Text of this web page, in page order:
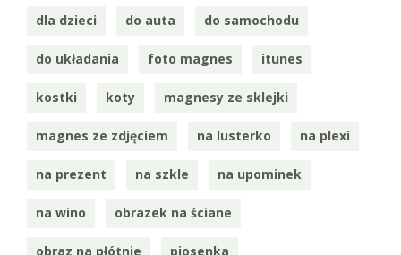
dla dzieci do auta do samochodu
do układania foto magnes itunes
kostki koty magnesy ze sklejki
magnes ze zdjęciem na lusterko na plexi
na prezent na szkle na upominek
na wino obrazek na ściane
obraz na płótnie piosenka